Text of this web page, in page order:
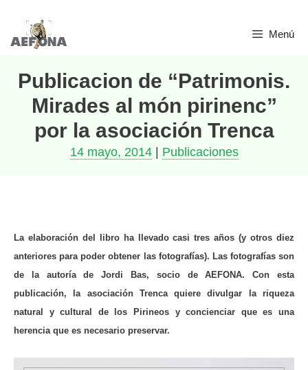
Saltar
Menú
Publicacion de “Patrimonis.
Mirades al món pirinenc”
por la asociación Trenca
14 mayo, 2014| Publicaciones
La elaboración del libro ha llevado casi tres años (y otros diez
anteriores para poder obtener las fotografías). Las fotografías son
de la autoría de Jordi Bas, socio de AEFONA. Con esta
publicación, la asociación Trenca quiere divulgar la riqueza
natural y cultural de los Pirineos y concienciar que es una
herencia que es necesario preservar.